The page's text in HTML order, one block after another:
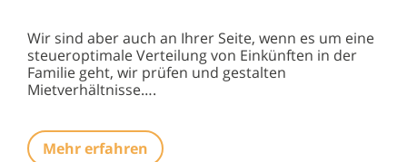
Wir sind aber auch an Ihrer Seite, wenn es um eine
steueroptimale Verteilung von Einkünften in der
Familie geht, wir prüfen und gestalten
Mietverhältnisse….
Mehr erfahren